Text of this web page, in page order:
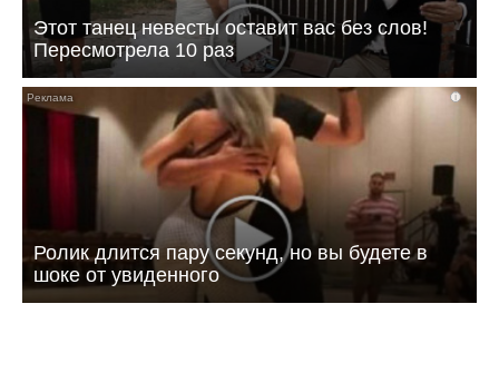
Этот танец невесты оставит вас без слов!
Пересмотрела 10 раз
i
Ролик длится пару секунд, но вы будете в
шоке от увиденного